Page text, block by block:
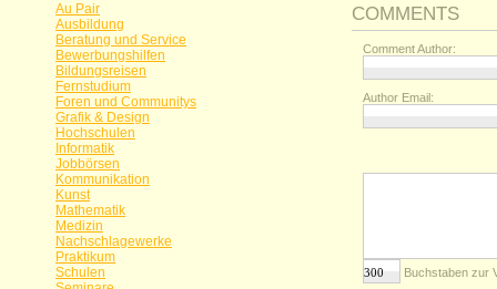
Au Pair
Ausbildung
Beratung und Service
Bewerbungshilfen
Bildungsreisen
Fernstudium
Foren und Communitys
Grafik & Design
Hochschulen
Informatik
Jobbörsen
Kommunikation
Kunst
Mathematik
Medizin
Nachschlagewerke
Praktikum
Schulen
COMMENTS
Comment Author:
Author Email:
Buchstaben zur